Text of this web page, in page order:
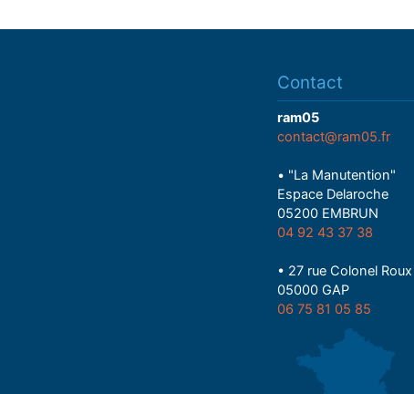
Contact
ram05
contact@ram05.fr
• "La Manutention"
Espace Delaroche
05200 EMBRUN
04 92 43 37 38
• 27 rue Colonel Roux
05000 GAP
06 75 81 05 85